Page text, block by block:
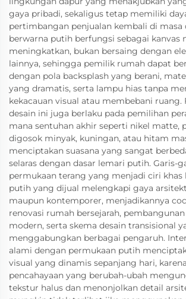
gaya pribadi, sekaligus tetap memiliki
pertimbangan penjualan kembali di masa
berwarna putih berfungsi sebagai kanvas
meningkatkan, bukan bersaing dengan
lainnya, sehingga pemilik rumah dapat
dengan pola backsplash yang berani,
yang dramatis, serta lampu hias tanpa
kekacauan visual atau membebani ruang.
desain ini juga berlaku pada pemilihan
mana sentuhan akhir seperti nikel matte,
digosok minyak, kuningan, atau hitam
menciptakan suasana yang sangat
selaras dengan dasar lemari putih. Garis-
permukaan terang yang menjadi ciri khas
putih yang dijual melengkapi gaya
maupun kontemporer, menjadikannya
renovasi rumah bersejarah,
modern, serta skema desain transisional
menggabungkan berbagai pengaruh.
alami dengan permukaan putih
visual yang dinamis sepanjang hari,
pencahayaan yang berubah-ubah
tekstur halus dan menonjolkan detail